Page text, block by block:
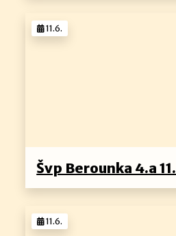
Švp Berounka 4.a
11.6.
11.6.